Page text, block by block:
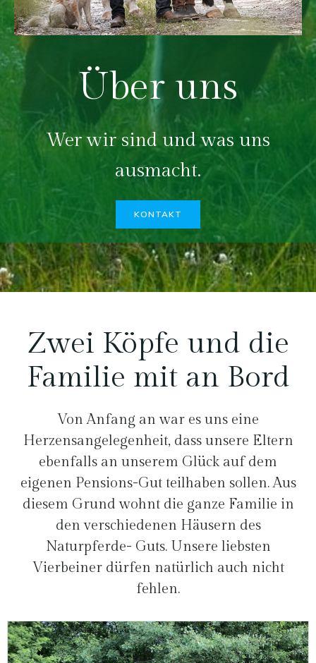
Über uns
Wer wir sind und was uns
ausmacht.
KONTAKT
Zwei Köpfe und die
Familie mit an Bord
Von Anfang an war es uns eine
Herzensangelegenheit, dass unsere Eltern
ebenfalls an unserem Glück auf dem
eigenen Pensions-Gut teilhaben sollen. Aus
diesem Grund wohnt die ganze Familie in
den verschiedenen Häusern des
Naturpferde- Guts. Unsere liebsten
Vierbeiner dürfen natürlich auch nicht
fehlen.